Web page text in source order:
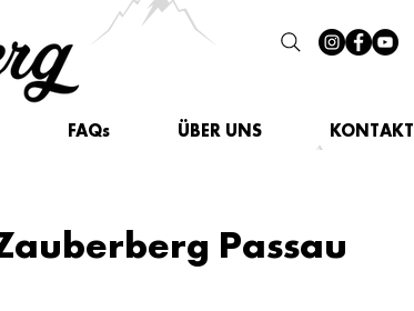
FAQs ÜBER UNS KONTAKT
Passau